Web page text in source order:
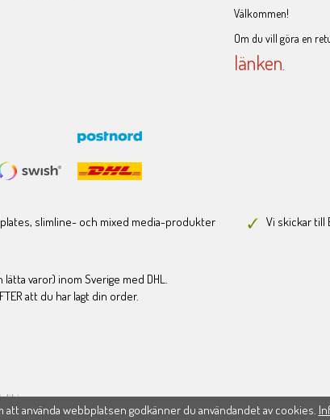
Välkommen!
Om du vill göra en
länken
slimline- och mixed media-produkter Vi skickar till
varor) inom Sverige med DHL.
att du har lagt din order.
Wikinggruppen
använda webbplatsen godkänner du användandet av cookies.